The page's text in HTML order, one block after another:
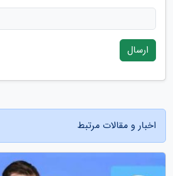
ارسال
اخبار و مقالات مرتبط